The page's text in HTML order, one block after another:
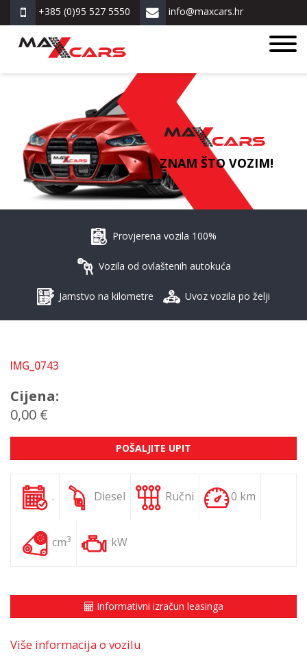
+385 (0)95 527 5550 info@maxcars.hr
ZNAM ŠTO VOZIM!
Provjerena vozila 100%
Vozila od ovlaštenih autokuća
Jamstvo na kilometre Uvoz vozila po želji
IMG_0743
Cijena:
0,00 €
POŠALJITE UPIT
. Diesel Ručni 0 km
cm3 kW
Informativni izračun leasinga
Više informacija o vozilu